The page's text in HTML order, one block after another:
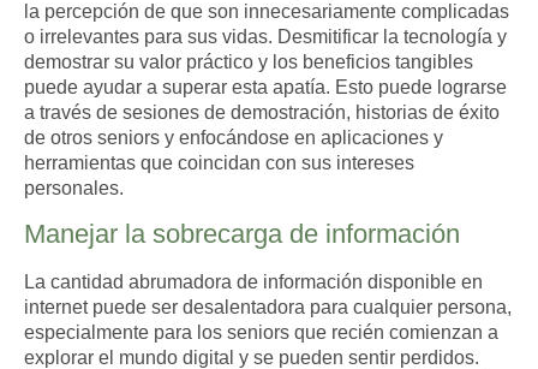
la percepción de que son innecesariamente complicadas
o irrelevantes para sus vidas. Desmitificar la tecnología y
demostrar su valor práctico y los beneficios tangibles
puede ayudar a superar esta apatía. Esto puede lograrse
a través de sesiones de demostración, historias de éxito
de otros seniors y enfocándose en aplicaciones y
herramientas que coincidan con sus intereses
personales.
Manejar la sobrecarga de información
La cantidad abrumadora de información disponible en
internet puede ser desalentadora para cualquier persona,
especialmente para los seniors que recién comienzan a
explorar el mundo digital y se pueden sentir perdidos.